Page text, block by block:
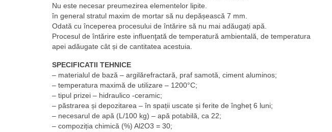
Nu este necesar preumezirea elementelor lipite.
în general stratul maxim de mortar să nu depășească 7 mm.
Odată cu începerea procesului de întărire să nu mai adăugați apă.
Procesul de întărire este influenţată de temperatură ambientală, de temperatura
apei adăugate cât și de cantitatea acestuia.
SPECIFICATII TEHNICE
– materialul de bază – argilărefractară, praf samotă, ciment aluminos;
– temperatura maximă de utilizare – 1200°C;
– tipul prizei – hidraulico -ceramic;
– păstrarea și depozitarea – în spații uscate și ferite de îngheț 6 luni;
– necesarul de apă (L/100 kg) – apă potabilă, ca 22;
– compoziția chimică (%) Al2O3 = 30;